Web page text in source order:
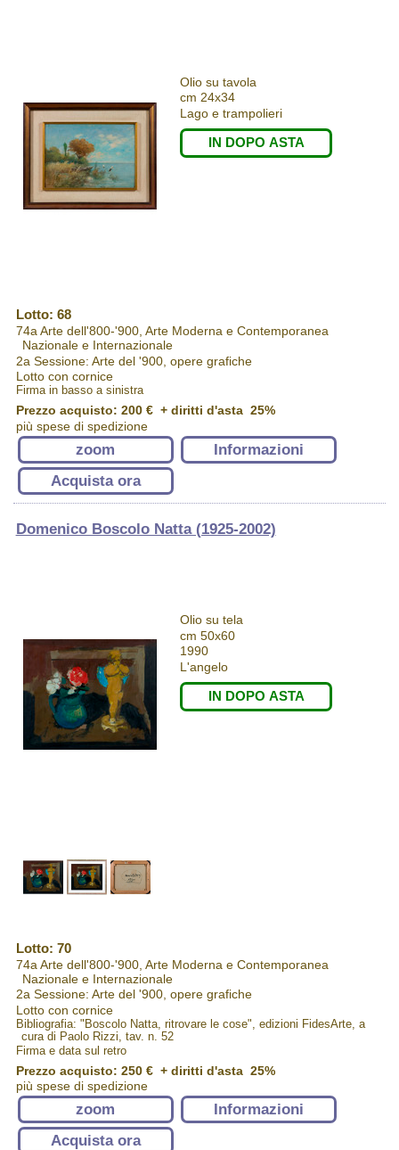
Olio su tavola
cm 24x34
Lago e trampolieri
IN DOPO ASTA
Lotto: 68
74a Arte dell'800-'900, Arte Moderna e Contemporanea
Nazionale e Internazionale
2a Sessione: Arte del '900, opere grafiche
Lotto con cornice
Firma in basso a sinistra
Prezzo acquisto: 200 €+ diritti d'asta 25%
più spese di spedizione
zoom
Informazioni
Acquista ora
Domenico Boscolo Natta (1925-2002)
Olio su tela
cm 50x60
1990
L'angelo
IN DOPO ASTA
Lotto: 70
74a Arte dell'800-'900, Arte Moderna e Contemporanea
Nazionale e Internazionale
2a Sessione: Arte del '900, opere grafiche
Lotto con cornice
Bibliografia: "Boscolo Natta, ritrovare le cose", edizioni FidesArte, a
cura di Paolo Rizzi, tav. n. 52
Firma e data sul retro
Prezzo acquisto: 250 €+ diritti d'asta 25%
più spese di spedizione
zoom
Informazioni
Acquista ora